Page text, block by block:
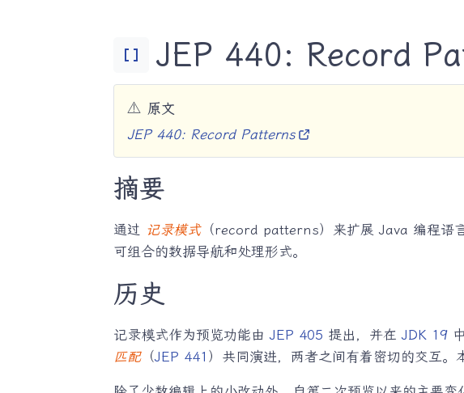
Data_Array JEP 440: Record
⚠️ 原文
JEP 440: Record Patterns
摘要
通过 记录模式（record patterns）来扩展 Java 编程语
可组合的数据导航和处理形式。
历史
记录模式作为预览功能由 JEP 405 提出，并在 JDK 19
匹配（JEP 441 ）共同演进，两者之间有着密切的交互。